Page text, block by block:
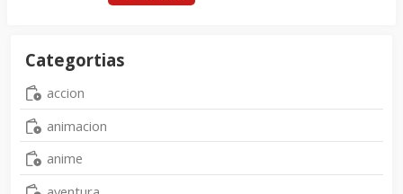
Categortias
accion
animacion
anime